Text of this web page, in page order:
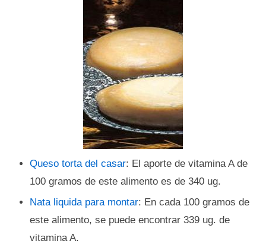
Queso torta del casar: El aporte de vitamina A de
100 gramos de este alimento es de 340 ug.
Nata liquida para montar: En cada 100 gramos de
este alimento, se puede encontrar 339 ug. de
vitamina A.